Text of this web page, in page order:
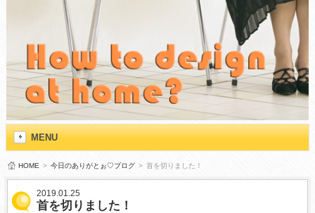
MENU
HOME > 今日のありがとぉ♡ブログ > 首を切りました！
2019.01.25
首を切りました！